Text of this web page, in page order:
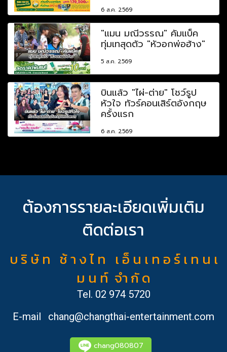
6 ส.ค. 2569
"แมน มณีวรรณ" คัมแบ็ค
ทุ่มเทสุดตัว "หัวอกพ่อฮ้าง"
5 ส.ค. 2569
บินแล้ว "ไผ่-ต่าย" โชว์รูป
หัวใจ ทัวร์คอนเสิร์ตอังกฤษ
ครั้งแรก
6 ส.ค. 2569
ต้องการรายละเอียดเพิ่มเติม
ติดต่อเรา
บ ริ ษั ท ช้ า ง ไ ท เ อ็ น เ ท อ ร์ เ ท น เ
ม น ท์ จำ กั ด
Tel. 02 974 5720
E-mail
chang@changthai-entertainment.com
chang080807